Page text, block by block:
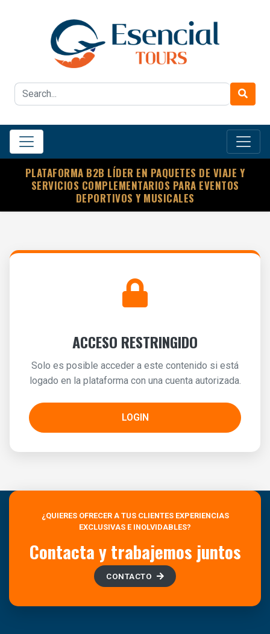
PLATAFORMA B2B LÍDER EN PAQUETES DE VIAJE Y
SERVICIOS COMPLEMENTARIOS PARA EVENTOS
DEPORTIVOS Y MUSICALES
ACCESO RESTRINGIDO
Solo es posible acceder a este contenido si está
logado en la plataforma con una cuenta autorizada.
LOGIN
¿QUIERES OFRECER A TUS CLIENTES EXPERIENCIAS
EXCLUSIVAS E INOLVIDABLES?
Contacta y trabajemos juntos
CONTACTO